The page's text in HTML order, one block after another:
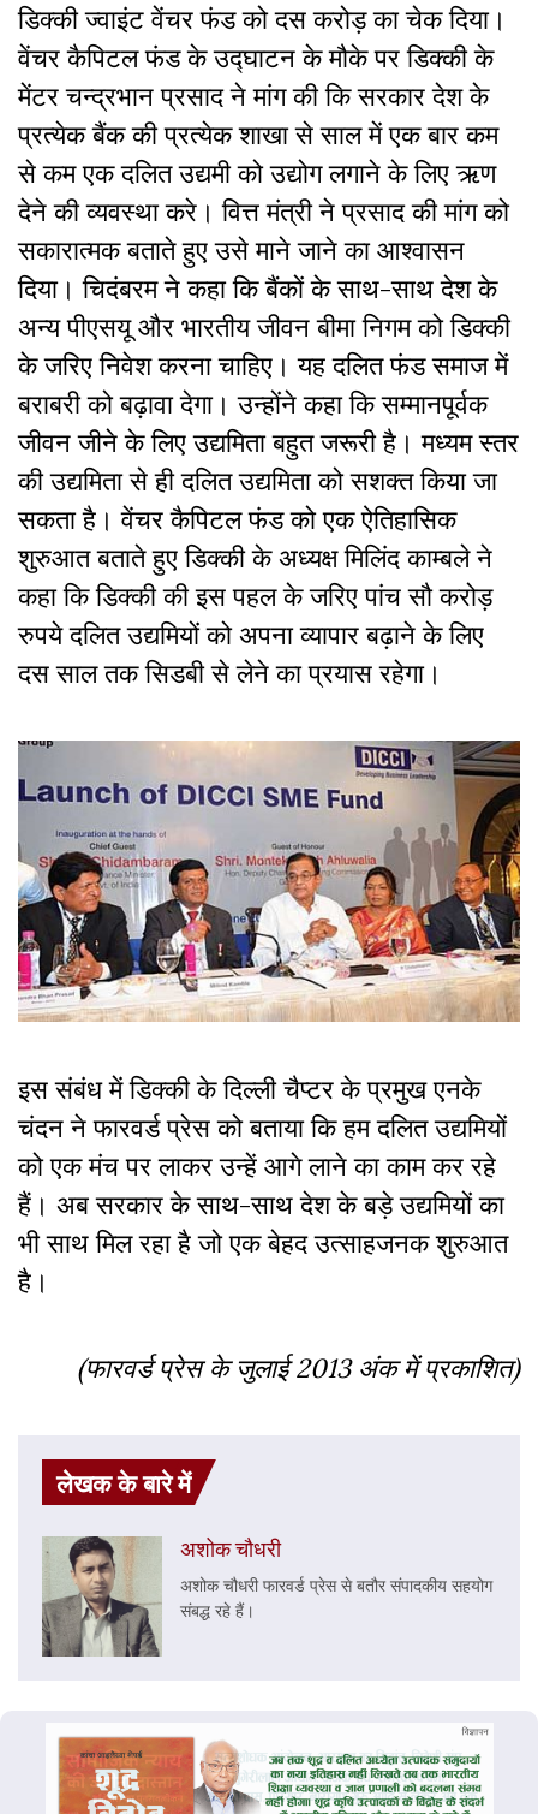
डिक्की ज्वाइंट वेंचर फंड को दस करोड़ का चेक दिया।
वेंचर कैपिटल फंड के उद्घाटन के मौके पर डिक्की के
मेंटर चन्द्रभान प्रसाद ने मांग की कि सरकार देश के
प्रत्येक बैंक की प्रत्येक शाखा से साल में एक बार कम
से कम एक दलित उद्यमी को उद्योग लगाने के लिए ऋण
देने की व्यवस्था करे। वित्त मंत्री ने प्रसाद की मांग को
सकारात्मक बताते हुए उसे माने जाने का आश्वासन
दिया। चिदंबरम ने कहा कि बैंकों के साथ-साथ देश के
अन्य पीएसयू और भारतीय जीवन बीमा निगम को डिक्की
के जरिए निवेश करना चाहिए। यह दलित फंड समाज में
बराबरी को बढ़ावा देगा। उन्होंने कहा कि सम्मानपूर्वक
जीवन जीने के लिए उद्यमिता बहुत जरूरी है। मध्यम स्तर
की उद्यमिता से ही दलित उद्यमिता को सशक्त किया जा
सकता है। वेंचर कैपिटल फंड को एक ऐतिहासिक
शुरुआत बताते हुए डिक्की के अध्यक्ष मिलिंद काम्बले ने
कहा कि डिक्की की इस पहल के जरिए पांच सौ करोड़
रुपये दलित उद्यमियों को अपना व्यापार बढ़ाने के लिए
दस साल तक सिडबी से लेने का प्रयास रहेगा।
इस संबंध में डिक्की के दिल्ली चैप्टर के प्रमुख एनके
चंदन ने फारवर्ड प्रेस को बताया कि हम दलित उद्यमियों
को एक मंच पर लाकर उन्हें आगे लाने का काम कर रहे
हैं। अब सरकार के साथ-साथ देश के बड़े उद्यमियों का
भी साथ मिल रहा है जो एक बेहद उत्साहजनक शुरुआत
है।
(फारवर्ड प्रेस के जुलाई 2013 अंक में प्रकाशित)
लेखक के बारे में
अशोक चौधरी
अशोक चौधरी फारवर्ड प्रेस से बतौर संपादकीय सहयोग
संबद्ध रहे हैं।